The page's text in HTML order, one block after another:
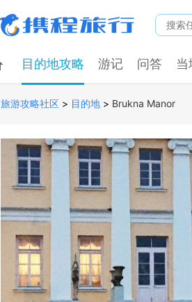
目的地攻略 游记 问答 当
旅游攻略社区 > 目的地 > Brukna Manor